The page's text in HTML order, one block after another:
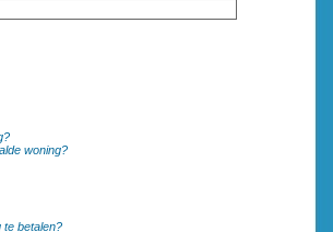
woning?
te betalen?